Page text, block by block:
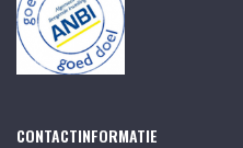
CONTACTINFORMATIE